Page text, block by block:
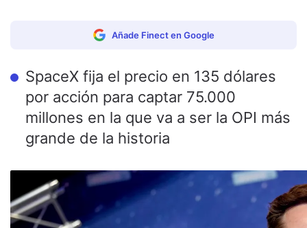
Añade Finect en Google
SpaceX fija el precio en 135 dólares
por acción para captar 75.000
millones en la que va a ser la OPI más
grande de la historia